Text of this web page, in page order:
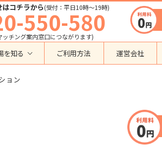
コチラから(受付：平日10時〜19時)
550-580
ッチング案内窓口につながります)
・職種から検索する
登録支援機関
外国人紹介会社
外国人派遣会社
を知る
受け入れ相場
ご利用方法 運営会社
ョン